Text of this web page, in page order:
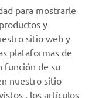
para mostrarle
y
sitio web y
plataformas de
función de su
nuestro sitio
, los artículos